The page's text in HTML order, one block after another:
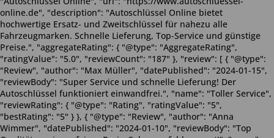
online.de", "description": "Autoschlüssel Online bietet
hochwertige Ersatz- und Zweitschlüssel für nahezu alle
Fahrzeugmarken. Schnelle Lieferung, Top-Service und günstige
Preise.", "aggregateRating": { "@type": "AggregateRating",
"ratingValue": "5.0", "reviewCount": "187" }, "review": [ { "@type":
"Review", "author": "Max Müller", "datePublished": "2024-01-15",
"reviewBody": "Super Service und schnelle Lieferung! Der
Autoschlüssel funktioniert einwandfrei.", "name": "Toller Service",
"reviewRating": { "@type": "Rating", "ratingValue": "5",
"bestRating": "5" } }, { "@type": "Review", "author": "Anna
Wimmer", "datePublished": "2024-01-10", "reviewBody": "Top